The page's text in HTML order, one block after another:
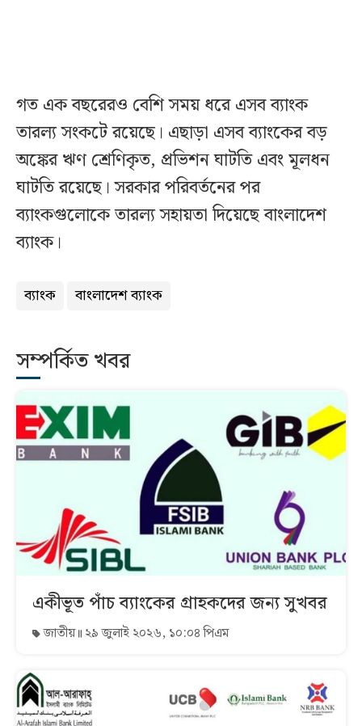
গত এক বছরেরও বেশি সময় ধরে এসব ব্যাংক
তারল্য সংকটে রয়েছে। এছাড়া এসব ব্যাংকের বড়
অঙ্কের ঋণ শ্রেণিকৃত, প্রভিশন ঘাটতি এবং মূলধন
ঘাটতি রয়েছে। সরকার পরিবর্তনের পর
ব্যাংকগুলোকে তারল্য সহায়তা দিয়েছে বাংলাদেশ
ব্যাংক।
ব্যাংক বাংলাদেশ ব্যাংক
সম্পর্কিত খবর
একীভূত পাঁচ ব্যাংকের গ্রাহকদের জন্য সুখবর
জাতীয় ২৯ জুলাই ২০২৬, ১০:০৪ পিএম